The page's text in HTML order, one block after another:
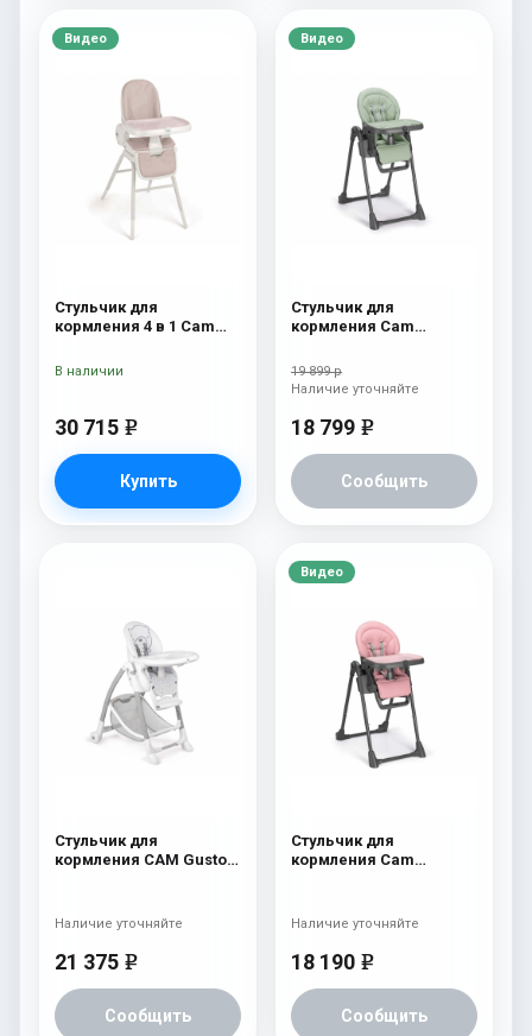
Видео
Стульчик для
кормления 4 в 1 Cam
30 715 e
Купить
В наличии
Видео
Стульчик для
кормления Cam
мятный
19 899 р
18 799 e
Сообщить
Наличие уточняйте
Стульчик для
кормления CAM Gusto
21 375 e
Сообщить
Наличие уточняйте
Видео
Стульчик для
кормления Cam
18 190 e
Сообщить
Наличие уточняйте